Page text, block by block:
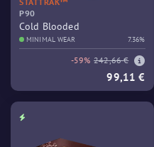
P90
Cold Blooded
MINIMAL WEAR 7.36%
-59% 242,66 €
99,11 €